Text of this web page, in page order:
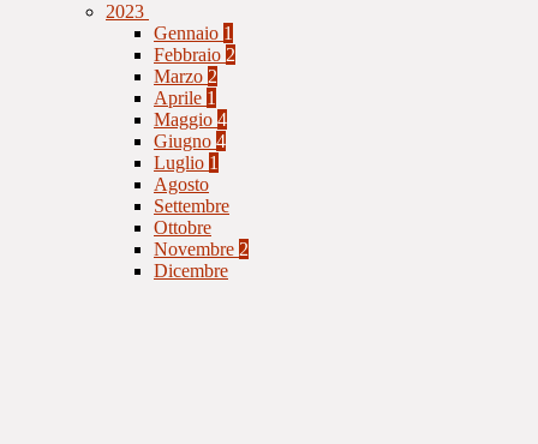
2023
Gennaio 1
Febbraio 2
Marzo 2
Aprile 1
Maggio 4
Giugno 4
Luglio 1
Agosto
Settembre
Ottobre
Novembre 2
Dicembre